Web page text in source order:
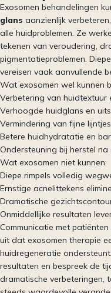
Exosomen behandelingen
glans aanzienlijk
alle huidproblemen. Ze
tekenen van veroudering,
pigmentatieproblemen.
vereisen vaak aanvullende
Wat exosomen wel kunnen
Verbetering van huidtextuur
Verhoogde huidglans en
Vermindering van fijne lijntjes
Betere huidhydratatie en
Ondersteuning bij herstel
Wat exosomen niet kunnen:
Diepe rimpels volledig
Ernstige acnelittekens
Dramatische
Onmiddellijke resultaten
Communicatie met
uit dat exosomen therapie
huidregeneratie
resultaten en bespreek de
dramatische verbeteringen,